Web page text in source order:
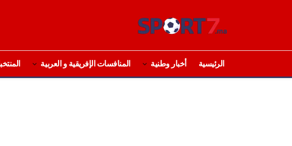
الرئيسية أخبار وطنية المنافسات الإفريقية و العربية